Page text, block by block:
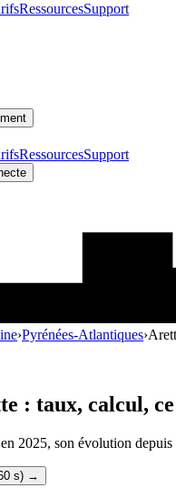
RessourcesSupport
RessourcesSupport
›Pyrénées-Atlantiques›
: taux, calcul,
2025, son évolution
s) →